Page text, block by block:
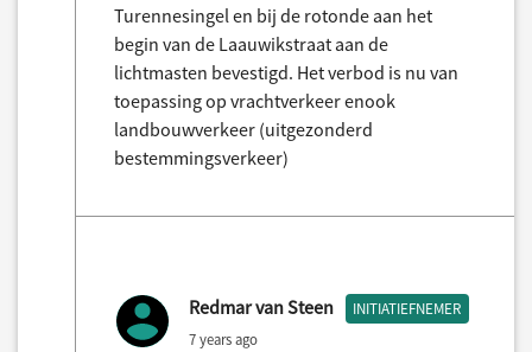
Turennesingel en bij de rotonde aan het
begin van de Laauwikstraat aan de
lichtmasten bevestigd. Het verbod is nu van
toepassing op vrachtverkeer enook
landbouwverkeer (uitgezonderd
bestemmingsverkeer)
Redmar van Steen INITIATIEFNEMER
7 years ago